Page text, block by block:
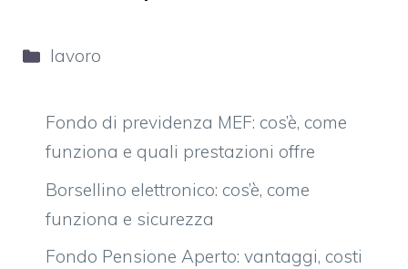
Categorie
lavoro
Fondo di previdenza MEF: cos’è, come
funziona e quali prestazioni offre
Borsellino elettronico: cos’è, come
funziona e sicurezza
Fondo Pensione Aperto: vantaggi, costi